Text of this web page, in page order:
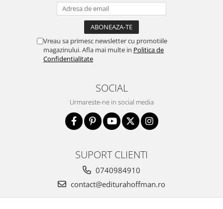
Vreau sa primesc newsletter cu promotiile
magazinului. Afla mai multe in Politica de
Confidentialitate
SOCIAL
Urmareste-ne in social media
SUPORT CLIENTI
0740984910
contact@editurahoffman.ro